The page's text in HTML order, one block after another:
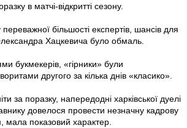
в матчі-відкритті сезону.
більшості експертів, шансів для
Хацкевича було обмаль.
букмекерів, «гірники» були
другого за кілька днів «класико».
за поразку, напередодні харківської дуелі
довелося провести незначну кадрову
мала показовий характер.